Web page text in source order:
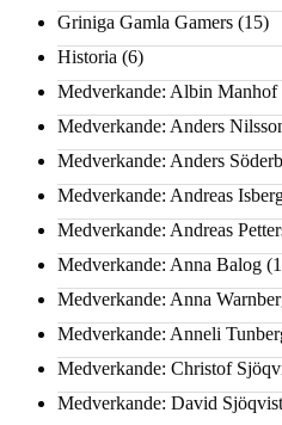
Griniga Gamla Gamers (15)
Historia (6)
Medverkande: Albin Manhof
Medverkande: Anders
Medverkande: Anders
Medverkande: Andreas
Medverkande: Andreas
Medverkande: Anna Balog
Medverkande: Anna
Medverkande: Anneli
Medverkande: Christof
Medverkande: David Sjöqvist